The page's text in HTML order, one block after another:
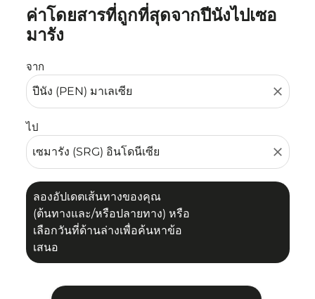
ค่าโดยสารที่ถูกที่สุดจากปีนังไปเซอ
มารัง
จาก
close
ไป
close
ลองอัปเดตเส้นทางของคุณ
(ต้นทางและ/หรือปลายทาง) หรือ
เลือกวันที่ด้านล่างเพื่อค้นหาข้อ
เสนอ
ลองอัปเดตเส้นทางของคุณ (ต้นทางและ/หรือปลายทาง) หรื